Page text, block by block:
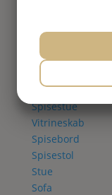
Soveværelse
Seng
Klædeskab
Spisestue
Vitrineskab
Spisebord
Spisestol
Stue
Sofa